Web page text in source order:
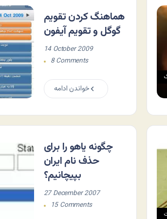
هماهنگ کردن تقویم
گوگل و تقویم آیفون
14 October 2009
8 Comments
خواندن ادامه
چگونه یاهو را برای
حذف نام ایران
بپیچانیم؟
27 December 2007
15 Comments